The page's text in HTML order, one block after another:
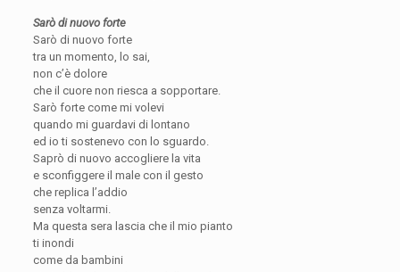
Sarò di nuovo forte
Sarò di nuovo forte
tra un momento, lo sai,
non c’è dolore
che il cuore non riesca a sopportare.
Sarò forte come mi volevi
quando mi guardavi di lontano
ed io ti sostenevo con lo sguardo.
Saprò di nuovo accogliere la vita
e sconfiggere il male con il gesto
che replica l’addio
senza voltarmi.
Ma questa sera lascia che il mio pianto
ti inondi
come da bambini